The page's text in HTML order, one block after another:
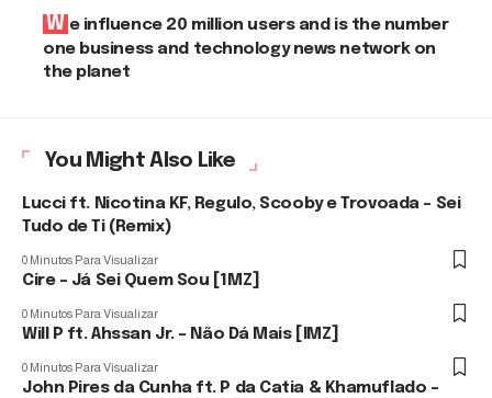
We influence 20 million users and is the number
one business and technology news network on
the planet
You Might Also Like
Lucci ft. Nicotina KF, Regulo, Scooby e Trovoada – Sei
Tudo de Ti (Remix)
0 Minutos Para Visualizar
Cire – Já Sei Quem Sou [1MZ]
0 Minutos Para Visualizar
Will P ft. Ahssan Jr. – Não Dá Mais [IMZ]
0 Minutos Para Visualizar
John Pires da Cunha ft. P da Catia & Khamuflado –